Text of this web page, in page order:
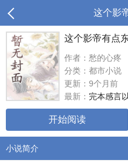
这个影
这个影帝有点
作者：愁的心疼
分类：都市小说
更新：9个月前
最新： 完本感言
开始阅读
小说简介